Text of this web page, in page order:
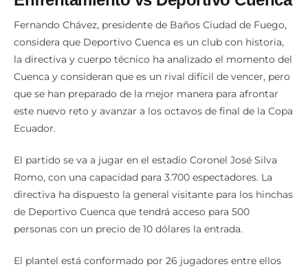
Fernando Chávez, presidente de Baños Ciudad de Fuego,
considera que Deportivo Cuenca es un club con historia,
la directiva y cuerpo técnico ha analizado el momento del
Cuenca y consideran que es un rival difícil de vencer, pero
que se han preparado de la mejor manera para afrontar
este nuevo reto y avanzar a los octavos de final de la Copa
Ecuador.
El partido se va a jugar en el estadio Coronel José Silva
Romo, con una capacidad para 3.700 espectadores. La
directiva ha dispuesto la general visitante para los hinchas
de Deportivo Cuenca que tendrá acceso para 500
personas con un precio de 10 dólares la entrada.
El plantel está conformado por 26 jugadores entre ellos